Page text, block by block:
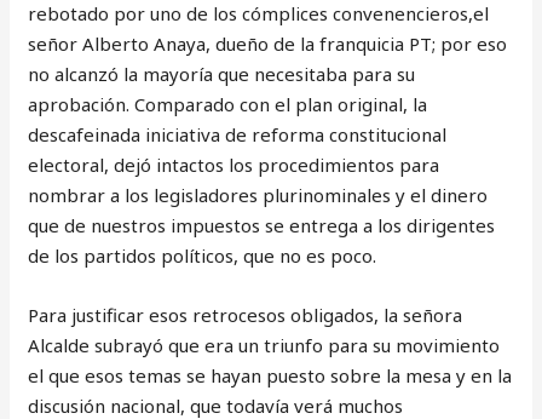
rebotado por uno de los cómplices convenencieros,el
señor Alberto Anaya, dueño de la franquicia PT; por eso
no alcanzó la mayoría que necesitaba para su
aprobación. Comparado con el plan original, la
descafeinada iniciativa de reforma constitucional
electoral, dejó intactos los procedimientos para
nombrar a los legisladores plurinominales y el dinero
que de nuestros impuestos se entrega a los dirigentes
de los partidos políticos, que no es poco.
Para justificar esos retrocesos obligados, la señora
Alcalde subrayó que era un triunfo para su movimiento
el que esos temas se hayan puesto sobre la mesa y en la
discusión nacional, que todavía verá muchos